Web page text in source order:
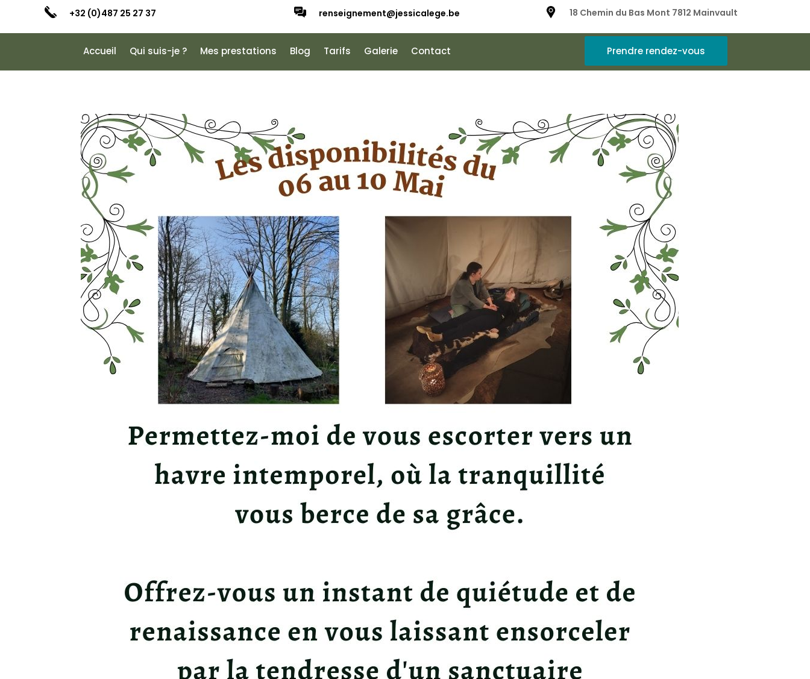
+32 (0)487 25 27 37 renseignement@jessicalege.be 18 Chemin du Bas Mont 7812 Mainvault
Accueil Qui suis-je ? Mes prestations Blog Tarifs Galerie Contact Prendre rendez-vous